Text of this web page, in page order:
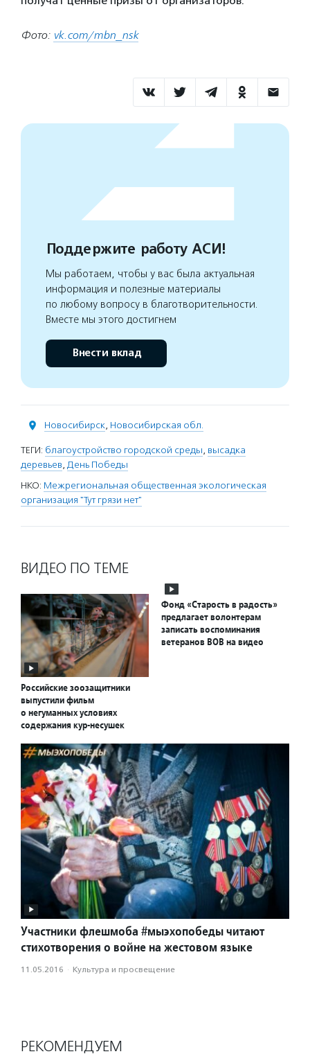
Фото: vk.com/mbn_nsk
Поддержите работу АСИ!
Мы работаем, чтобы у вас была актуальная
информация и полезные материалы
по любому вопросу в благотворительности.
Вместе мы этого достигнем
Внести вклад
Новосибирск, Новосибирская обл.
ТЕГИ: благоустройство городской среды, высадка
деревьев, День Победы
НКО: Межрегиональная общественная экологическая
организация "Тут грязи нет"
ВИДЕО ПО ТЕМЕ
Российские зоозащитники
выпустили фильм
о негуманных условиях
содержания кур-несушек
Фонд «Старость в радость»
предлагает волонтерам
записать воспоминания
ветеранов ВОВ на видео
Участники флешмоба #мыэхопобеды читают
стихотворения о войне на жестовом языке
11.05.2016 · Культура и просвещение
РЕКОМЕНДУЕМ